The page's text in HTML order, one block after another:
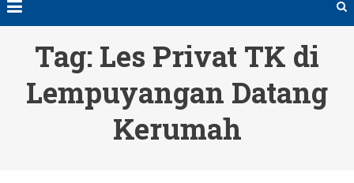
Tag: Les Privat TK di
Lempuyangan Datang
Kerumah